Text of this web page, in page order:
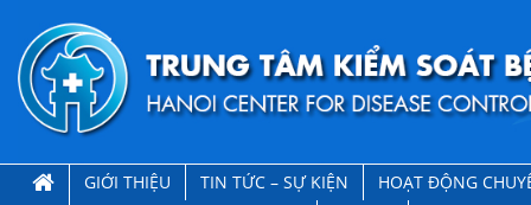
GIỚI THIỆU TIN TỨC – SỰ KIỆN
HOẠT ĐỘNG